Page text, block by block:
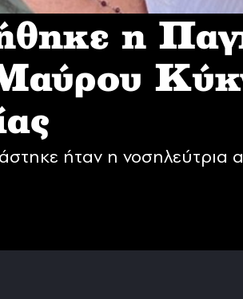
η
ήταν η νοσηλεύτρια